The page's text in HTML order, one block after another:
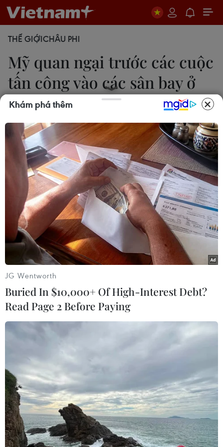
THẾ GIỚICHÂU PHI
Mỹ quan ngại trước các cuộc
tấn công vào các sân bay ở
Libya
20/08/2019 00:32
Đại sứ Mỹ tại Libya Richard Norland cho rằng xu
hướng leo thang những vụ tấn công nhằm vào các
sân bay dân sự ở Libya tiềm ẩn những rủi ro rất
Đại sứ Mỹ tại Libya Richard Norland ngày 19/8
đã bày tỏ quan ngại về sự gia tăng những vụ tấn
công nhằm vào các sân bay dân sự ở miền Tây
Libya, trong bối cảnh đụng độ giữa quân đội
miền Đông (LNA) và các lực lượng ủng hộ Chính
phủ đoàn kết dân tộc Libya (GNA) đang tiếp
Khám phá thêm
JG Wentworth
Buried In $10,000+ Of High-Interest Debt?
Read Page 2 Before Paying